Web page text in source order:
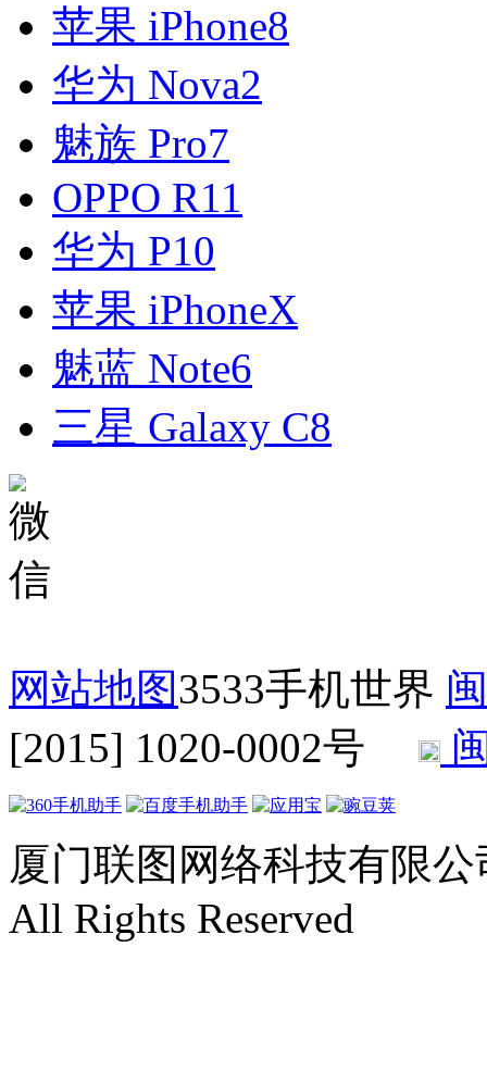
苹果 iPhone8
华为 Nova2
魅族 Pro7
OPPO R11
华为 P10
苹果 iPhoneX
魅蓝 Note6
三星 Galaxy C8
网站地图3533手机世界
[2015] 1020-0002号
厦门联图网络科技有限公
All Rights Reserved